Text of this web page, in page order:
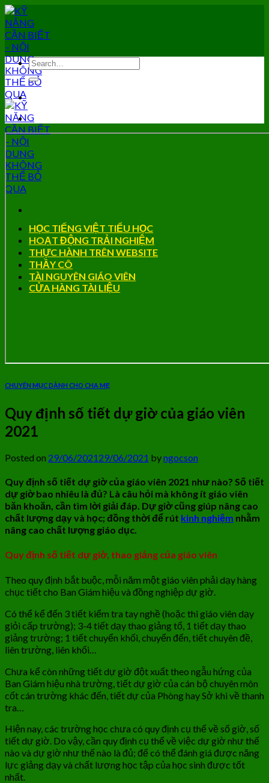
Skip
to
content
HỌC TIẾNG VIỆT TIỂU HỌC
HOẠT ĐỘNG TRẢI NGHIỆM
THỰC HÀNH TRÊN WEBSITE
THẦY CÔ
TÀI NGUYÊN GIÁO VIÊN
CỬA HÀNG TÀI LIỆU
CHUYÊN MỤC DÀNH CHO CHA MẸ
Quy định số tiết dự giờ của giáo viên
2021
Posted on 29/06/202129/06/2021 byngocson
Quy định số tiết dự giờ của giáo viên 2021 như nào? Số tiết
dự giờ bao nhiêu là đủ? Là câu hỏi mà không ít giáo viên
băn khoăn, cần tìm lời giải đáp. Dự giờ cũng giúp nâng cao
chất lượng dạy và học; đồng thời để rút kinh nghiệm nhằm
nâng cao chất lượng giáo dục.
Quy định số tiết dự giờ, thao giảng của giáo viên
Theo quy định bắt buộc, mỗi năm một giáo viên phải dạy hàng
chục tiết cho Ban Giám hiệu và đồng nghiệp dự giờ.
Có thể kể đến 3 tiết kiểm tra tay nghề (hoặc thi giáo viên dạy
giỏi cấp trường); 3-4 tiết dạy thao giảng tổ, 1 tiết dạy thao
giảng trường; 1 tiết chuyển khối, chuyển đến, tiết chuyên đề,
liên trường, liên khối…
Chưa kể còn những tiết dự giờ đột xuất theo ngẫu hứng của
Ban Giám hiệu nhà trường, tiết dự giờ của cán bộ chuyên môn
cốt cán trường khác đến, tiết dự của Phòng hay Sở khi về thanh
tra…
Hiện nay, các trường học chưa có quy định cụ thể về số giờ, số
tiết dự giờ. Do vậy, cần quy định cụ thể về việc dự giờ như thế
nào và dự giờ như thế nào là đủ; để có thể đánh giá được năng
lực giảng dạy và chất lượng học tập của học sinh được tốt
nhất.